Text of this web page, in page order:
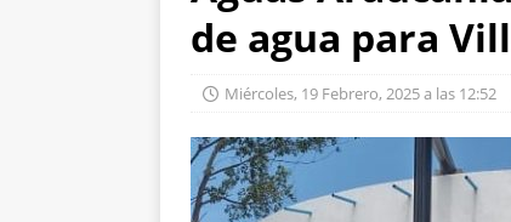
de agua para
Miércoles, 19 Febrero, 2025 a las 12:52